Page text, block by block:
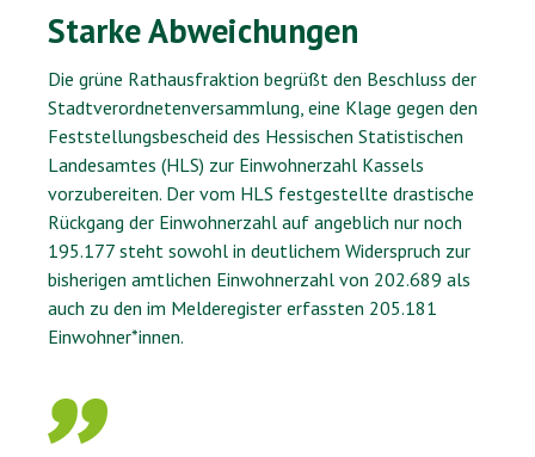
Starke Abweichungen
Die grüne Rathausfraktion begrüßt den Beschluss der
Stadtverordnetenversammlung, eine Klage gegen den
Feststellungsbescheid des Hessischen Statistischen
Landesamtes (HLS) zur Einwohnerzahl Kassels
vorzubereiten. Der vom HLS festgestellte drastische
Rückgang der Einwohnerzahl auf angeblich nur noch
195.177 steht sowohl in deutlichem Widerspruch zur
bisherigen amtlichen Einwohnerzahl von 202.689 als
auch zu den im Melderegister erfassten 205.181
Einwohner*innen.